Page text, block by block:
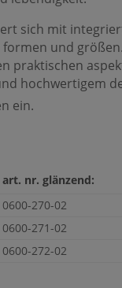
sich mit
formen und
praktischen
hochwertigem
ein.
art. nr. glänzend:
0600-270-02
0600-271-02
0600-272-02